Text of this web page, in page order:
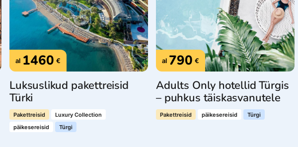
al 1460 €
Luksuslikud pakettreisid
Türki
Pakettreisid
Luxury Collection
päikesereisid
Türgi
al 790 €
Adults Only hotellid Türgis
– puhkus täiskasvanutele
Pakettreisid päikesereisid Türgi